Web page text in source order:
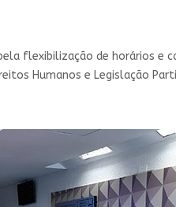
flexibilização de horários e
Humanos e Legislação